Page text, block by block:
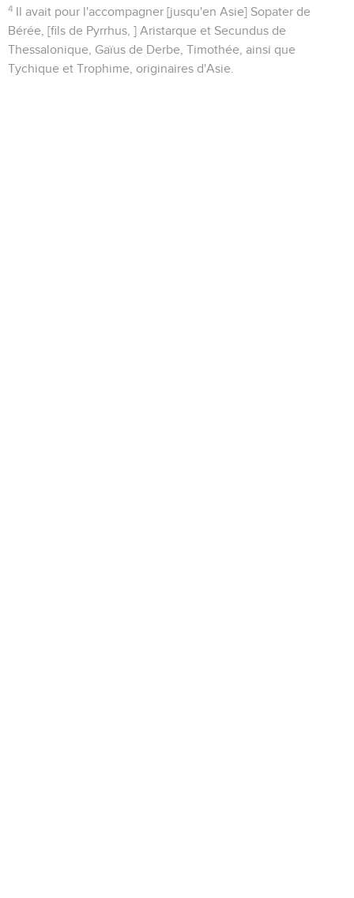
4
Il avait pour l'accompagner [jusqu'en Asie] Sopater de
Bérée, [fils de Pyrrhus, ] Aristarque et Secundus de
Thessalonique, Gaïus de Derbe, Timothée, ainsi que
Tychique et Trophime, originaires d'Asie.